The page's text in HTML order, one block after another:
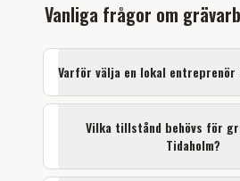
Vanliga frågor om
Varför välja en lokal entreprenör
Vilka tillstånd behövs för
Tidaholm?